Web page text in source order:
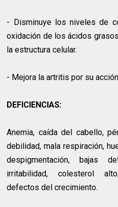
- Disminuye los niveles de
oxidación de los ácidos
la estructura celular.
- Mejora la artritis por su
DEFICIENCIAS:
Anemia, caída del cabello,
debilidad, mala respiración,
despigmentación, bajas
irritabilidad, colesterol
defectos del crecimiento.